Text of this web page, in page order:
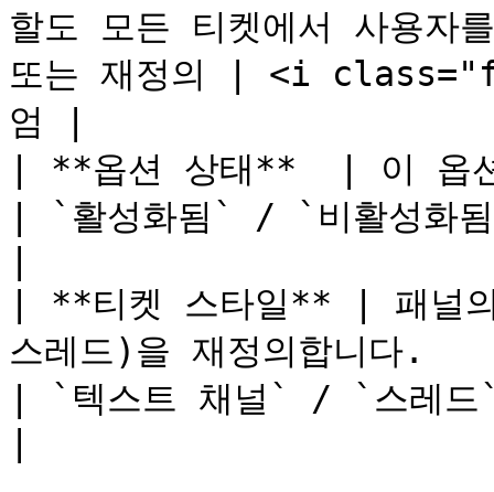
할도 모든 티켓에서 사용
또는 재정의 | <i
엄 |
| **옵션 상태**  | 이 옵션
| `활성화됨` / `비활성화
| **티켓 스타일** | 패널
스레드)을 재정의합니다.
| `텍스트 채널` / `스레